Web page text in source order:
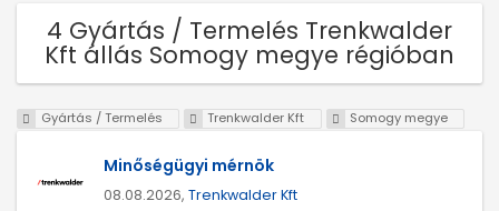
4 Gyártás / Termelés Trenkwalder
Kft állás Somogy megye régióban
Gyártás / Termelés Trenkwalder Kft Somogy megye
Minőségügyi mérnök
08.08.2026, Trenkwalder Kft